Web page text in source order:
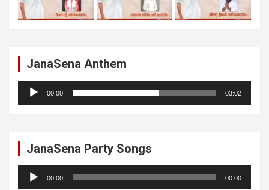
JanaSena Anthem
Audio
Player
00:00 03:02
JanaSena Party Songs
Audio
Player
00:00 00:00